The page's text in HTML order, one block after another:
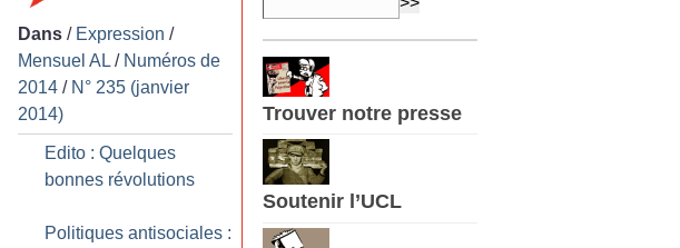
Dans / Expression /
Mensuel AL / Numéros de
2014 / N° 235 (janvier
2014)
Edito : Quelques
bonnes révolutions
Politiques antisociales :
Trouver notre presse
Soutenir l’UCL